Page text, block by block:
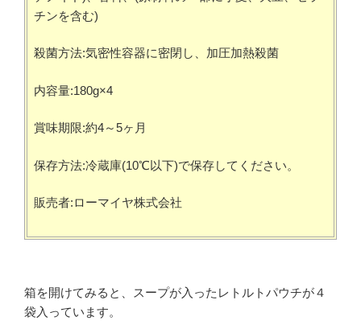
チンを含む)
殺菌方法:気密性容器に密閉し、加圧加熱殺菌
内容量:180g×4
賞味期限:約4～5ヶ月
保存方法:冷蔵庫(10℃以下)で保存してください。
販売者:ローマイヤ株式会社
箱を開けてみると、スープが入ったレトルトパウチが４
袋入っています。